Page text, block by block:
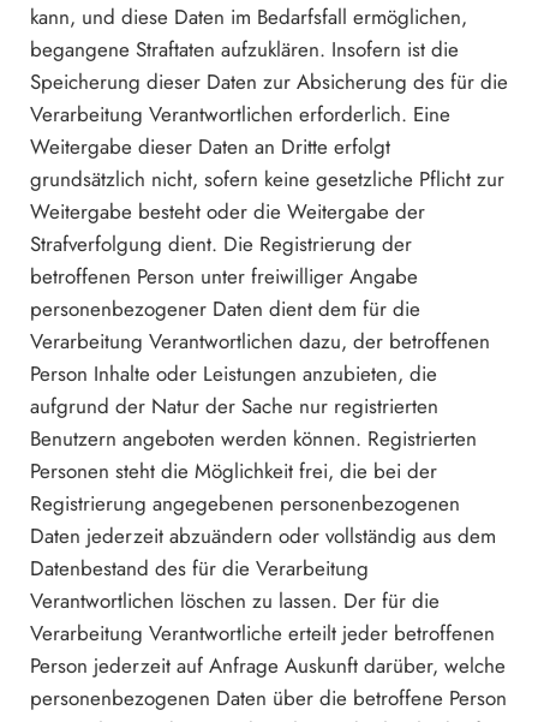
kann, und diese Daten im Bedarfsfall ermöglichen,
begangene Straftaten aufzuklären. Insofern ist die
Speicherung dieser Daten zur Absicherung des für die
Verarbeitung Verantwortlichen erforderlich. Eine
Weitergabe dieser Daten an Dritte erfolgt
grundsätzlich nicht, sofern keine gesetzliche Pflicht zur
Weitergabe besteht oder die Weitergabe der
Strafverfolgung dient. Die Registrierung der
betroffenen Person unter freiwilliger Angabe
personenbezogener Daten dient dem für die
Verarbeitung Verantwortlichen dazu, der betroffenen
Person Inhalte oder Leistungen anzubieten, die
aufgrund der Natur der Sache nur registrierten
Benutzern angeboten werden können. Registrierten
Personen steht die Möglichkeit frei, die bei der
Registrierung angegebenen personenbezogenen
Daten jederzeit abzuändern oder vollständig aus dem
Datenbestand des für die Verarbeitung
Verantwortlichen löschen zu lassen. Der für die
Verarbeitung Verantwortliche erteilt jeder betroffenen
Person jederzeit auf Anfrage Auskunft darüber, welche
personenbezogenen Daten über die betroffene Person